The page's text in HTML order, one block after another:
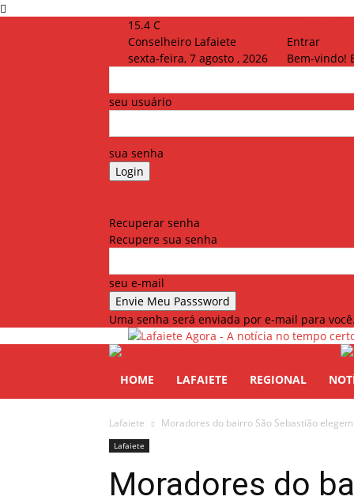
15.4 C
Conselheiro Lafaiete
sexta-feira, 7 agosto , 2026
Entrar
Bem-vindo!
seu usuário
sua senha
Recuperar senha
Recupere sua senha
seu e-mail
Uma senha será enviada por e-mail para
HOME LAFAIETE REGIONAL
Lafaiete Moradores do bairro São Sebastião
Lafaiete
Moradores do